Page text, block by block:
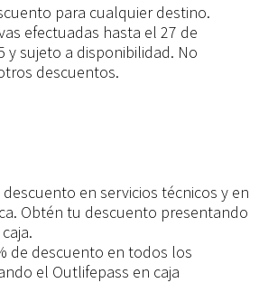
para cualquier destino.
efectuadas hasta el 27 de
y sujeto a disponibilidad. No
descuentos.
en servicios técnicos y en
Obtén tu descuento presentando
de descuento en todos los
el Outlifepass en caja